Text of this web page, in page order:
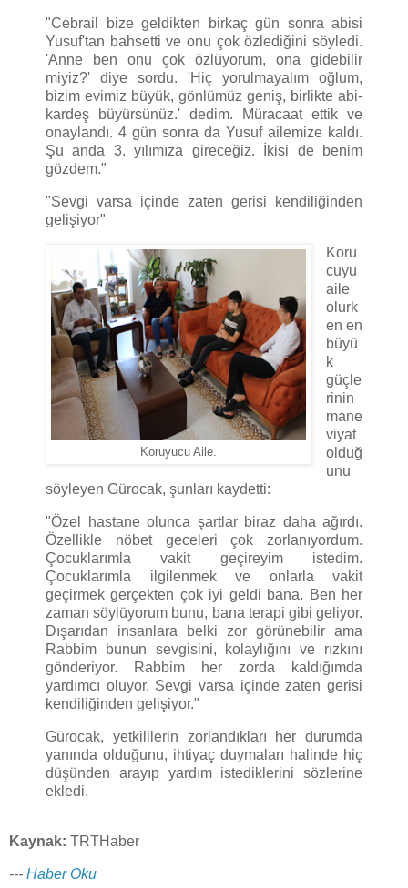
"Cebrail bize geldikten birkaç gün sonra abisi
Yusuf'tan bahsetti ve onu çok özlediğini söyledi.
'Anne ben onu çok özlüyorum, ona gidebilir
miyiz?' diye sordu. 'Hiç yorulmayalım oğlum,
bizim evimiz büyük, gönlümüz geniş, birlikte abi-
kardeş büyürsünüz.' dedim. Müracaat ettik ve
onaylandı. 4 gün sonra da Yusuf ailemize kaldı.
Şu anda 3. yılımıza gireceğiz. İkisi de benim
gözdem."
"Sevgi varsa içinde zaten gerisi kendiliğinden
gelişiyor"
Koruyucu Aile.
Koru
cuyu
aile
olurk
en en
büyü
k
güçle
rinin
mane
viyat
olduğ
unu
söyleyen Gürocak, şunları kaydetti:
"Özel hastane olunca şartlar biraz daha ağırdı.
Özellikle nöbet geceleri çok zorlanıyordum.
Çocuklarımla vakit geçireyim istedim.
Çocuklarımla ilgilenmek ve onlarla vakit
geçirmek gerçekten çok iyi geldi bana. Ben her
zaman söylüyorum bunu, bana terapi gibi geliyor.
Dışarıdan insanlara belki zor görünebilir ama
Rabbim bunun sevgisini, kolaylığını ve rızkını
gönderiyor. Rabbim her zorda kaldığımda
yardımcı oluyor. Sevgi varsa içinde zaten gerisi
kendiliğinden gelişiyor."
Gürocak, yetkililerin zorlandıkları her durumda
yanında olduğunu, ihtiyaç duymaları halinde hiç
düşünden arayıp yardım istediklerini sözlerine
ekledi.
Kaynak: TRTHaber
--- Haber Oku